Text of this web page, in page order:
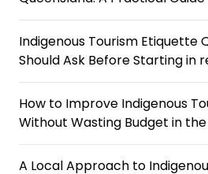
Indigenous Tourism Etiquette
Should Ask Before Starting in
How to Improve Indigenous
Without Wasting Budget in
A Local Approach to